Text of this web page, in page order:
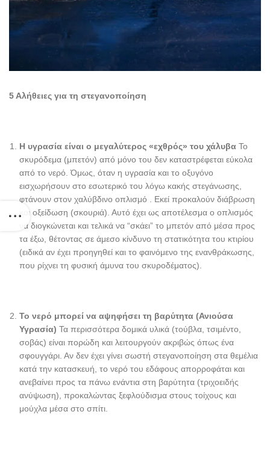
5 Αλήθειες για τη στεγανοποίηση
Η υγρασία είναι ο μεγαλύτερος «εχθρός» του χάλυβα Το
σκυρόδεμα (μπετόν) από μόνο του δεν καταστρέφεται εύκολα
από το νερό. Όμως, όταν η υγρασία και το οξυγόνο
εισχωρήσουν στο εσωτερικό του λόγω κακής στεγάνωσης,
φτάνουν στον χαλύβδινο οπλισμό . Εκεί προκαλούν διάβρωση
και οξείδωση (σκουριά). Αυτό έχει ως αποτέλεσμα ο οπλισμός
να διογκώνεται και τελικά να “σκάει” το μπετόν από μέσα προς
τα έξω, θέτοντας σε άμεσο κίνδυνο τη στατικότητα του κτιρίου
(ειδικά αν έχει προηγηθεί και το φαινόμενο της ενανθράκωσης,
που ρίχνει τη φυσική άμυνα του σκυροδέματος).
Το νερό μπορεί να αψηφήσει τη βαρύτητα (Ανιούσα
Υγρασία) Τα περισσότερα δομικά υλικά (τούβλα, τσιμέντο,
σοβάς) είναι πορώδη και λειτουργούν ακριβώς όπως ένα
σφουγγάρι. Αν δεν έχει γίνει σωστή στεγανοποίηση στα θεμέλια
κατά την κατασκευή, το νερό του εδάφους απορροφάται και
ανεβαίνει προς τα πάνω ενάντια στη βαρύτητα (τριχοειδής
ανύψωση), προκαλώντας ξεφλούδισμα στους τοίχους και
μούχλα μέσα στο σπίτι.